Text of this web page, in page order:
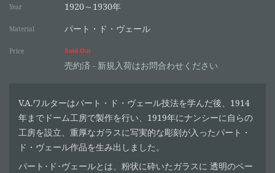
Year 1920～1930年
Material パート・ド・ヴェール
Price Sold Out
売約済 - 新規入荷はお問合わせください
V.A.ワルターはパート・ド・ヴェール技法を学んだ後、1914
年までドーム工房で製作を行い、1919年にナンシーに自らの
工房を設立、重厚なガラスに写実的な彫刻が入ったパート・
ド・ヴェール作品を生み出しました。
パート･ド･ヴェールとは、粉状に砕いたガラスに 透明のペー